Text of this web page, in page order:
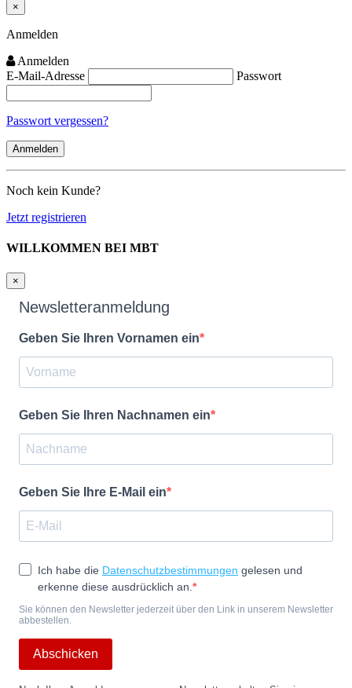
×
Close
Anmelden
Anmelden
E-Mail-Adresse
Passwort
Passwort vergessen?
Noch kein Kunde?
Jetzt registrieren
WILLKOMMEN BEI MBT
×
Newsletteranmeldung
Geben Sie Ihren Vornamen ein
Geben Sie Ihren Nachnamen ein
Geben Sie Ihre E-Mail ein
Ich habe die Datenschutzbestimmungen gelesen und
erkenne diese ausdrücklich an.
Sie können den Newsletter jederzeit über den Link in unserem Newsletter
abbestellen.
Abschicken